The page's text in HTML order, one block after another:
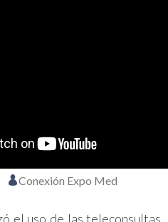
Conexión Expo Med
el uso de las